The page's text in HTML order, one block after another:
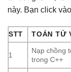
này. Bạn click
STT TOÁN TỬ
1
Nạp chồng
trong C++